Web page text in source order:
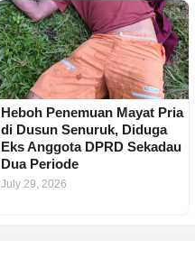
Heboh Penemuan Mayat Pria
di Dusun Senuruk, Diduga
Eks Anggota DPRD Sekadau
Dua Periode
July 29, 2026